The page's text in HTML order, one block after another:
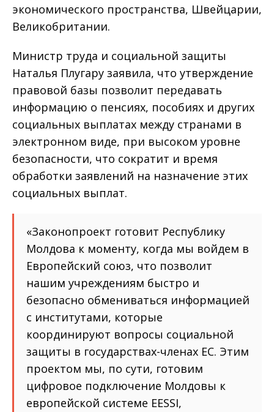
экономического пространства, Швейцарии,
Великобритании.
Министр труда и социальной защиты
Наталья Плугару заявила, что утверждение
правовой базы позволит передавать
информацию о пенсиях, пособиях и других
социальных выплатах между странами в
электронном виде, при высоком уровне
безопасности, что сократит и время
обработки заявлений на назначение этих
социальных выплат.
«Законопроект готовит Республику
Молдова к моменту, когда мы войдем в
Европейский союз, что позволит
нашим учреждениям быстро и
безопасно обмениваться информацией
с институтами, которые
координируют вопросы социальной
защиты в государствах-членах ЕС. Этим
проектом мы, по сути, готовим
цифровое подключение Молдовы к
европейской системе EESSI,